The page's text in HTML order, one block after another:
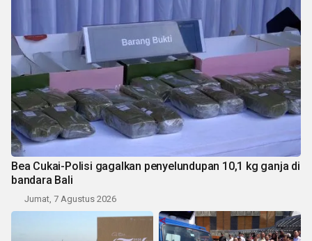
Bea Cukai-Polisi gagalkan penyelundupan 10,1 kg ganja di
bandara Bali
Jumat, 7 Agustus 2026